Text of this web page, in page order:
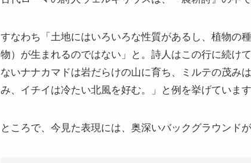
すなわち「土地にはいろいろな性質があるし、植物の
物）が生まれるのではない」と。詩人はこの行に続け
ないナナカマドは岩だらけの山に育ち、ミルテの茂み
み、イチイは冷たい北風を好む。」と例を挙げていま
ところで、今見た表現には、奥深いバックグラウンド